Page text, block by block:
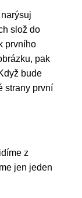
slož do
prvního
pak
bude
strany první
z
jen jeden